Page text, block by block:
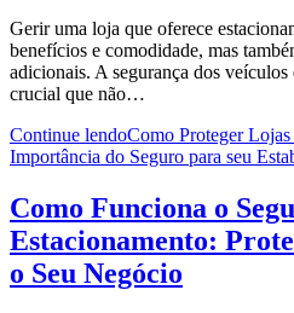
Gerir uma loja que oferece
benefícios e comodidade, mas
adicionais. A segurança dos veículos
crucial que não…
Continue lendoComo Proteger
Importância do Seguro para seu
Como Funciona o
Estacionamento:
o Seu Negócio